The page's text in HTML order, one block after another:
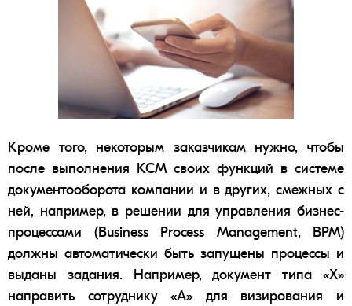
Кроме того, некоторым заказчикам нужно, чтобы
после выполнения КСМ своих функций в системе
документооборота компании и в других, смежных с
ней, например, в решении для управления бизнес-
процессами (Business Process Management, BPM)
должны автоматически быть запущены процессы и
выданы задания. Например, документ типа «Х»
направить сотруднику «А» для визирования и